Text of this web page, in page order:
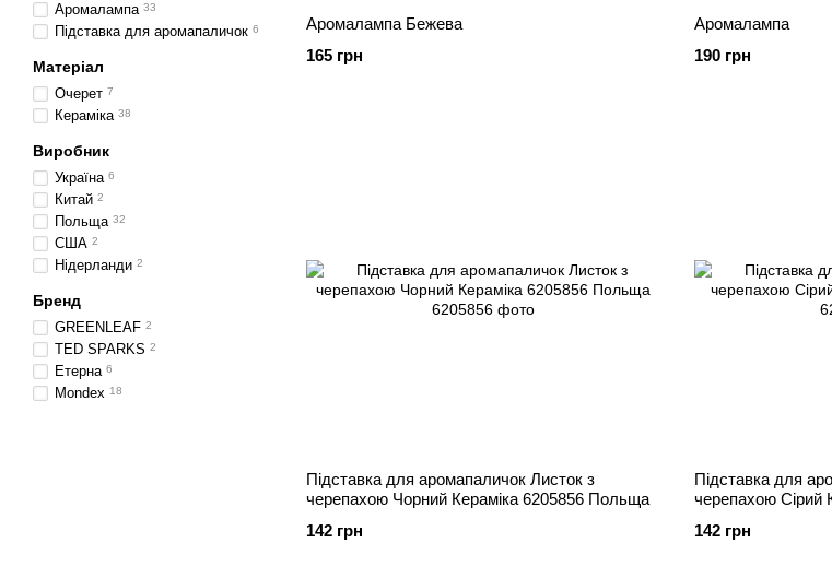
Аромалампа Бежева
165 грн
Аромалампа
190 грн
Підставка для аромапаличок Листок з
черепахою Чорний Кераміка 6205856 Польща
142 грн
Підставка для
черепахою Сірий
142 грн
Аромалампа 33
Підставка для аромапаличок 6
Матеріал
Очерет 7
Кераміка 38
Виробник
Україна 6
Китай 2
Польща 32
США 2
Нідерланди 2
Бренд
GREENLEAF 2
TED SPARKS 2
Етерна 6
Mondex 18